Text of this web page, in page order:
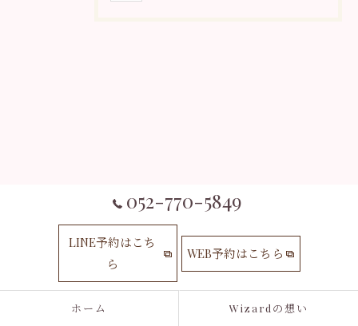
052-770-5849
LINE予約はこち
ら
WEB予約はこちら
ホーム Wizardの想い